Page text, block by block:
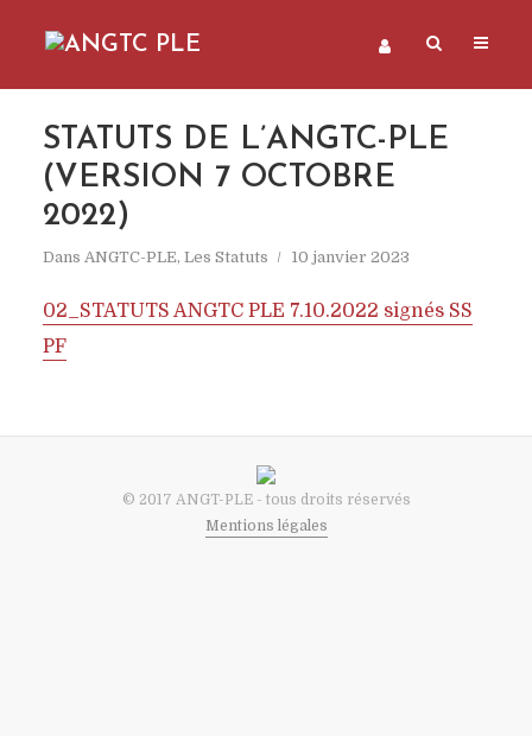
STATUTS DE L’ANGTC-PLE
(VERSION 7 OCTOBRE
2022)
Dans ANGTC-PLE, Les Statuts 10 janvier 2023
02_STATUTS ANGTC PLE 7.10.2022 signés SS
PF
© 2017 ANGT-PLE - tous droits réservés
Mentions légales